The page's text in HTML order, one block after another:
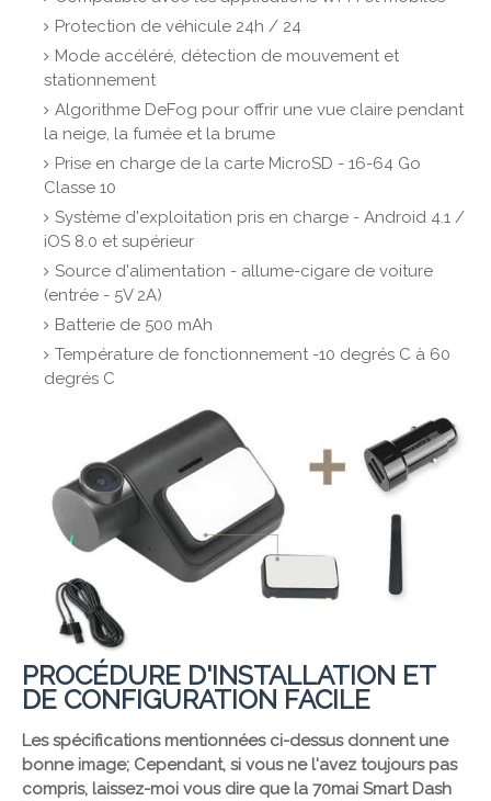
Protection de véhicule 24h / 24
Mode accéléré, détection de mouvement et
stationnement
Algorithme DeFog pour offrir une vue claire pendant
la neige, la fumée et la brume
Prise en charge de la carte MicroSD - 16-64 Go
Classe 10
Système d'exploitation pris en charge - Android 4.1 /
iOS 8.0 et supérieur
Source d'alimentation - allume-cigare de voiture
(entrée - 5V 2A)
Batterie de 500 mAh
Température de fonctionnement -10 degrés C à 60
degrés C
PROCÉDURE D'INSTALLATION ET
DE CONFIGURATION FACILE
Les spécifications mentionnées ci-dessus donnent une
bonne image; Cependant, si vous ne l'avez toujours pas
compris, laissez-moi vous dire que la 70mai Smart Dash